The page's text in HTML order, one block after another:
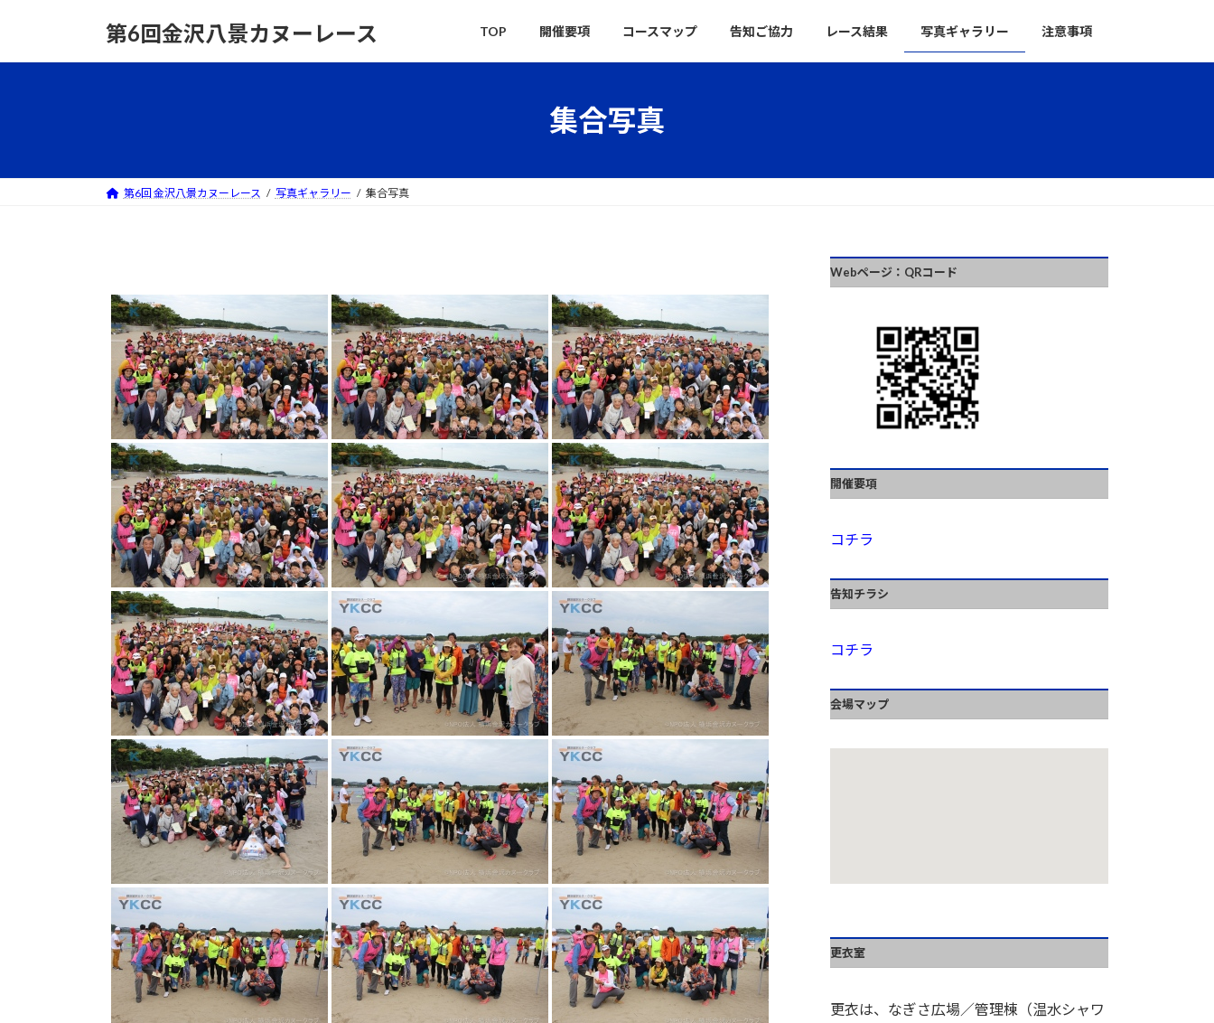
ッ
移
第6回金沢八景カヌーレース TOP 開催要項 コースマップ 告知ご協力 レース結果 写真ギャラリー 注意事項
集合写真
第6回 金沢八景カヌーレース 写真ギャラリー 集合写真
Webページ：QRコード
開催要項
コチラ
告知チラシ
コチラ
会場マップ
更衣室
更衣は、なぎさ広場／管理棟（温水シャワ